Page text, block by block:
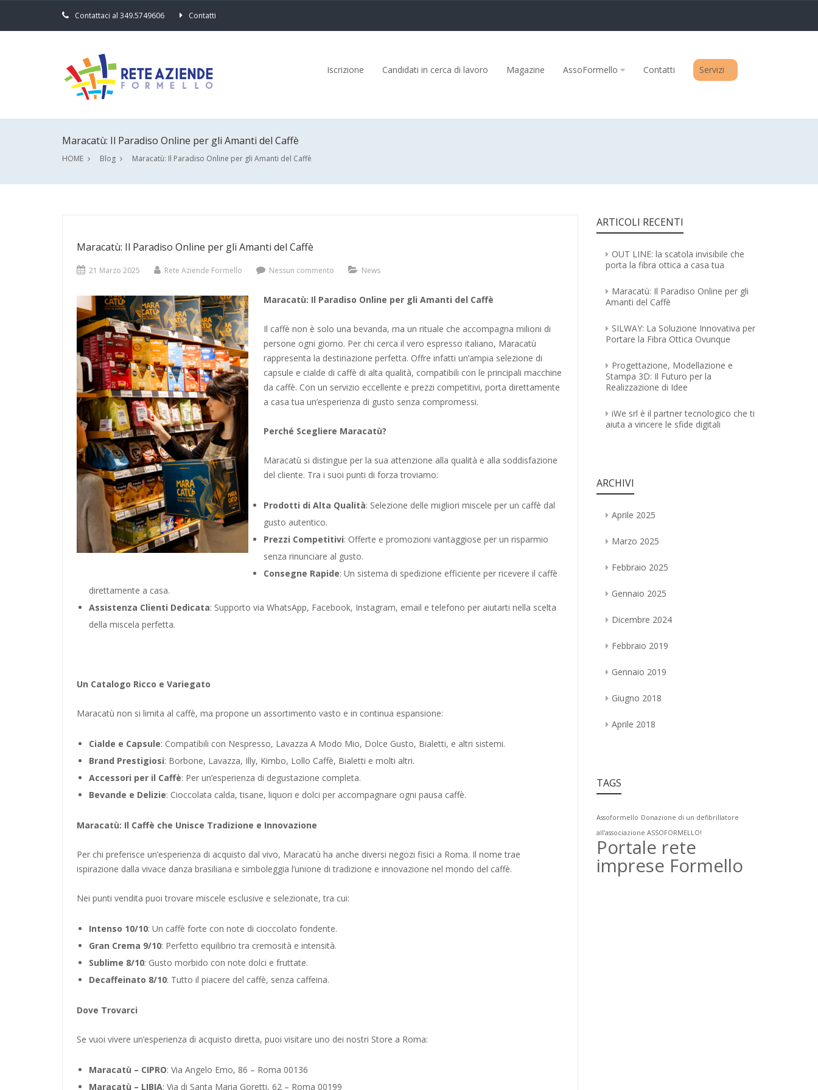
Contattaci al 349.5749606 Contatti
Iscrizione Candidati in cerca di lavoro Magazine AssoFormello Contatti Servizi
Maracatù: Il Paradiso Online per gli Amanti del Caffè
HOME Blog Maracatù: Il Paradiso Online per gli Amanti del Caffè
Maracatù: Il Paradiso Online per gli Amanti del Caffè
21 Marzo 2025 Rete Aziende Formello Nessun commento News
Maracatù: Il Paradiso Online per gli Amanti del Caffè
Il caffè non è solo una bevanda, ma un rituale che accompagna milioni di
persone ogni giorno. Per chi cerca il vero espresso italiano, Maracatù
rappresenta la destinazione perfetta. Offre infatti un’ampia selezione di
capsule e cialde di caffè di alta qualità, compatibili con le principali macchine
da caffè. Con un servizio eccellente e prezzi competitivi, porta direttamente
a casa tua un’esperienza di gusto senza compromessi.
Perché Scegliere Maracatù?
Maracatù si distingue per la sua attenzione alla qualità e alla soddisfazione
del cliente. Tra i suoi punti di forza troviamo:
Prodotti di Alta Qualità: Selezione delle migliori miscele per un caffè dal
gusto autentico.
Prezzi Competitivi: Offerte e promozioni vantaggiose per un risparmio
senza rinunciare al gusto.
Consegne Rapide: Un sistema di spedizione efficiente per ricevere il caffè
direttamente a casa.
Assistenza Clienti Dedicata: Supporto via WhatsApp, Facebook, Instagram, email e telefono per aiutarti nella scelta
della miscela perfetta.
Un Catalogo Ricco e Variegato
Maracatù non si limita al caffè, ma propone un assortimento vasto e in continua espansione:
Cialde e Capsule: Compatibili con Nespresso, Lavazza A Modo Mio, Dolce Gusto, Bialetti, e altri sistemi.
Brand Prestigiosi: Borbone, Lavazza, Illy, Kimbo, Lollo Caffè, Bialetti e molti altri.
Accessori per il Caffè: Per un’esperienza di degustazione completa.
Bevande e Delizie: Cioccolata calda, tisane, liquori e dolci per accompagnare ogni pausa caffè.
Maracatù: Il Caffè che Unisce Tradizione e Innovazione
Per chi preferisce un’esperienza di acquisto dal vivo, Maracatù ha anche diversi negozi fisici a Roma. Il nome trae
ispirazione dalla vivace danza brasiliana e simboleggia l’unione di tradizione e innovazione nel mondo del caffè.
Nei punti vendita puoi trovare miscele esclusive e selezionate, tra cui:
Intenso 10/10: Un caffè forte con note di cioccolato fondente.
Gran Crema 9/10: Perfetto equilibrio tra cremosità e intensità.
Sublime 8/10: Gusto morbido con note dolci e fruttate.
Decaffeinato 8/10: Tutto il piacere del caffè, senza caffeina.
Dove Trovarci
Se vuoi vivere un’esperienza di acquisto diretta, puoi visitare uno dei nostri Store a Roma:
Maracatù – CIPRO: Via Angelo Emo, 86 – Roma 00136
Maracatù – LIBIA: Via di Santa Maria Goretti, 62 – Roma 00199
ARTICOLI RECENTI
OUT LINE: la scatola invisibile che
porta la fibra ottica a casa tua
Maracatù: Il Paradiso Online per gli
Amanti del Caffè
SILWAY: La Soluzione Innovativa per
Portare la Fibra Ottica Ovunque
Progettazione, Modellazione e
Stampa 3D: Il Futuro per la
Realizzazione di Idee
iWe srl è il partner tecnologico che ti
aiuta a vincere le sfide digitali
ARCHIVI
Aprile 2025
Marzo 2025
Febbraio 2025
Gennaio 2025
Dicembre 2024
Febbraio 2019
Gennaio 2019
Giugno 2018
Aprile 2018
TAGS
Assoformello Donazione di un defibrillatore
all’associazione ASSOFORMELLO!
Portale rete
imprese Formello